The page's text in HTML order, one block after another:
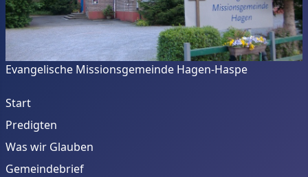
Evangelische Missionsgemeinde Hagen-Haspe
Start
Predigten
Was wir Glauben
Gemeindebrief